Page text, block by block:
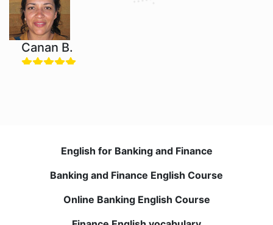
Canan B.
Kerem O.
ฉันสงสัยเกี่ยวกับหลักสูตรออนไลน์ แต่ BWANS เกินความ
คาดหมายของฉัน ครูมีระดับสูงสุดและให้ข้อเสนอแนะที่มีค่า
English for Banking and Finance
Banking and Finance English Course
Online Banking English Course